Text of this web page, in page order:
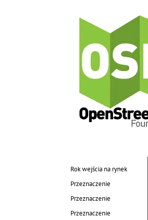
Rok wejścia na rynek
Przeznaczenie
Przeznaczenie
Przeznaczenie